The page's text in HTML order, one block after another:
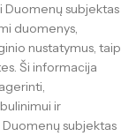
Duomenų subjektas
duomenys,
nustatymus, taip
Ši informacija
ir
subjektas